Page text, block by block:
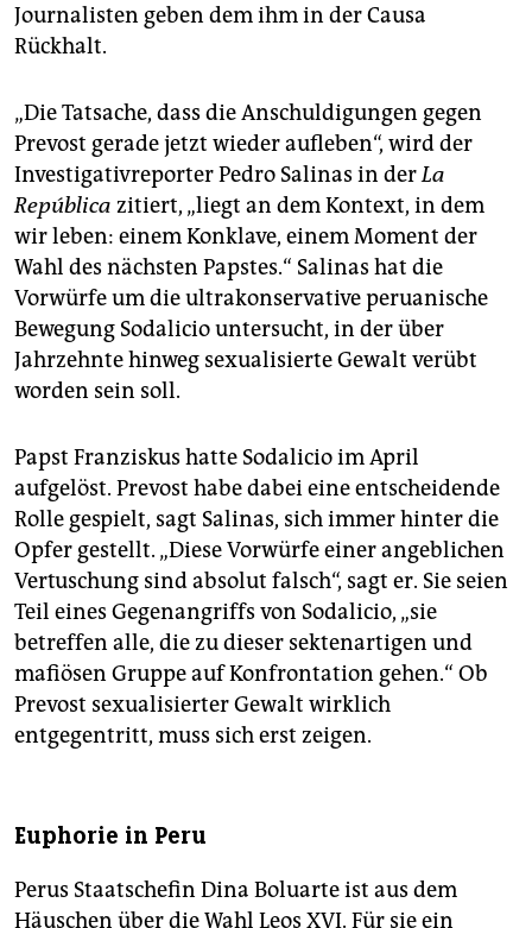
Journalisten geben dem ihm in der Causa
Rückhalt.
„Die Tatsache, dass die Anschuldigungen gegen
Prevost gerade jetzt wieder aufleben“, wird der
Investigativreporter Pedro Salinas in derLa
República zitiert, „liegt an dem Kontext, in dem
wir leben: einem Konklave, einem Moment der
Wahl des nächsten Papstes.“ Salinas hat die
Vorwürfe um die ultrakonservative peruanische
Bewegung Sodalicio untersucht, in der über
Jahrzehnte hinweg sexualisierte Gewalt verübt
worden sein soll.
Papst Franziskus hatte Sodalicio im April
aufgelöst. Prevost habe dabei eine entscheidende
Rolle gespielt, sagt Salinas, sich immer hinter die
Opfer gestellt. „Diese Vorwürfe einer angeblichen
Vertuschung sind absolut falsch“, sagt er. Sie seien
Teil eines Gegenangriffs von Sodalicio, „sie
betreffen alle, die zu dieser sektenartigen und
mafiösen Gruppe auf Konfrontation gehen.“ Ob
Prevost sexualisierter Gewalt wirklich
entgegentritt, muss sich erst zeigen.
Euphorie in Peru
Perus Staatschefin Dina Boluarte ist aus dem
Häuschen über die Wahl Leos XVI. Für sie ein